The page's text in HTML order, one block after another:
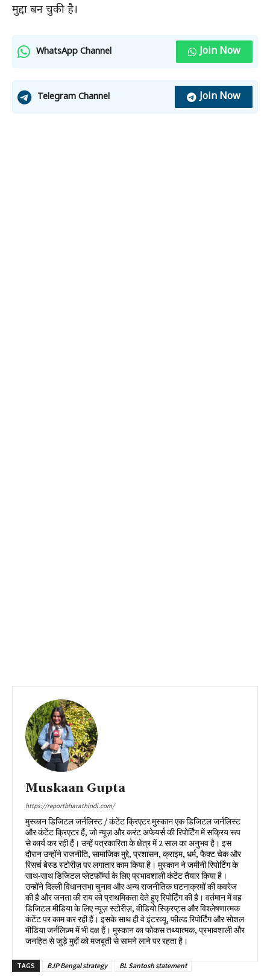
मुद्दा बन चुकी है।
WhatsApp Channel Join Now
Telegram Channel Join Now
Muskaan Gupta
https://reportbharathindi.com/
मुस्कान डिजिटल जर्नलिस्ट / कंटेंट क्रिएटर मुस्कान एक डिजिटल जर्नलिस्ट
और कंटेंट क्रिएटर हैं, जो न्यूज़ और करंट अफेयर्स की रिपोर्टिंग में सक्रिय रूप
से कार्य कर रही हैं। उन्हें पत्रकारिता के क्षेत्र में 2 साल का अनुभव है। इस
दौरान उन्होंने राजनीति, सामाजिक मुद्दे, प्रशासन, क्राइम, धर्म, फैक्ट चेक और
रिसर्च बेस्ड स्टोरीज़ पर लगातार काम किया है। मुस्कान ने जमीनी रिपोर्टिंग के
साथ-साथ डिजिटल प्लेटफॉर्म्स के लिए प्रभावशाली कंटेंट तैयार किया है।
उन्होंने दिल्ली विधानसभा चुनाव और अन्य राजनीतिक घटनाक्रमों की कवरेज
की है और जनता की राय को प्राथमिकता देते हुए रिपोर्टिंग की है। वर्तमान में वह
डिजिटल मीडिया के लिए न्यूज़ स्टोरीज़, वीडियो स्क्रिप्ट्स और विश्लेषणात्मक
कंटेंट पर काम कर रही हैं। इसके साथ ही वे इंटरव्यू, फील्ड रिपोर्टिंग और सोशल
मीडिया जर्नलिज़्म में भी दक्ष हैं। मुस्कान का फोकस तथ्यात्मक, प्रभावशाली और
जनहित से जुड़े मुद्दों को मजबूती से सामने लाने पर रहता है।
TAGS BJP Bengal strategy BL Santosh statement